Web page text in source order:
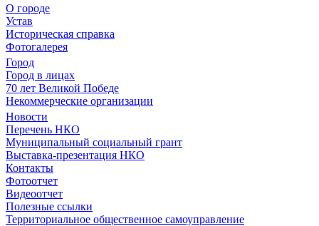
О городе
Устав
Историческая справка
Фотогалерея
Город
Город в лицах
70 лет Великой Победе
Некоммерческие организации
Новости
Перечень НКО
Муниципальный социальный грант
Выставка-презентация НКО
Контакты
Фотоотчет
Видеоотчет
Полезные ссылки
Территориальное общественное самоуправление